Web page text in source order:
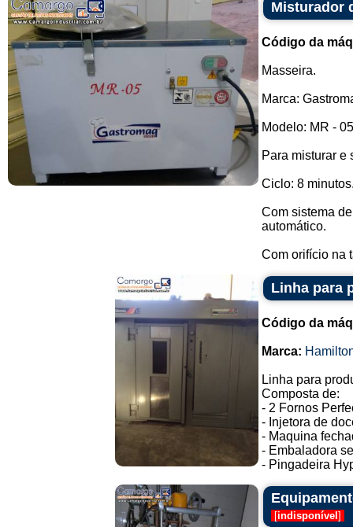
Misturador
Código da
Masseira.
Marca:
Modelo: MR -
Para misturar e
Ciclo: 8
Com sistema
automático.
Com orifício na
Linha para
Código da
Marca:
Linha para
Composta de:
- 2 Fornos
- Injetora de
- Maquina
- Embaladora
- Pingadeira
[indisponível ]